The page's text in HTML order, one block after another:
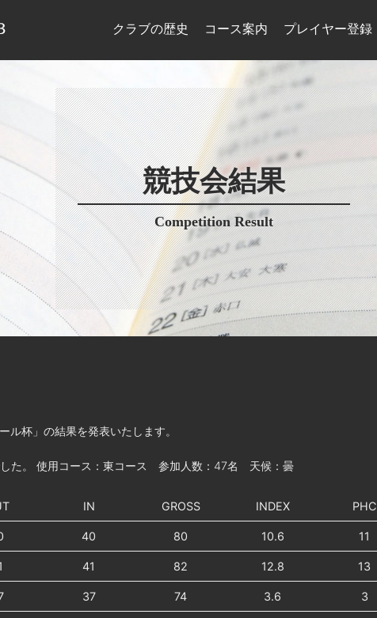
クラブの歴史 コース案内 プレイヤー登録
競技会結果
Competition Result
ル杯」の結果を発表いたします。
した。 使用コース：東コース 参加人数：47名 天候：曇
IN GROSS INDEX PHC
40 80 10.6 11
41 82 12.8 13
37 74 3.6 3